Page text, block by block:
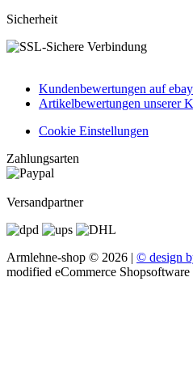
Sicherheit
Kundenbewertungen auf ebay
Artikelbewertungen unserer
Cookie Einstellungen
Zahlungsarten
Versandpartner
Armlehne-shop © 2026 | © design
modified eCommerce